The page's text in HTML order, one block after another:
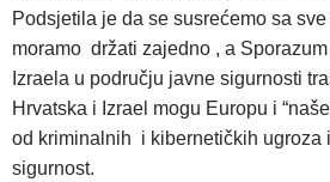
Podsjetila je da se susrećemo sa
moramo držati zajedno , a
Izraela u području javne sigurnosti
Hrvatska i Izrael mogu Europu i
od kriminalnih i kibernetičkih ugroza
sigurnost.